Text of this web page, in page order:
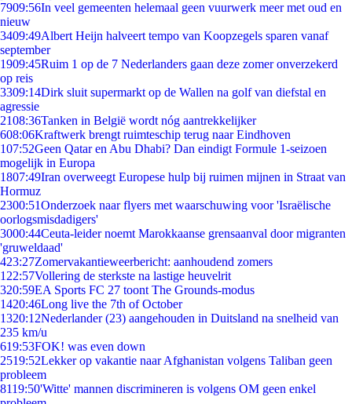
7909:56In veel gemeenten helemaal geen vuurwerk meer met oud en
nieuw
3409:49Albert Heijn halveert tempo van Koopzegels sparen vanaf
september
1909:45Ruim 1 op de 7 Nederlanders gaan deze zomer onverzekerd
op reis
3309:14Dirk sluit supermarkt op de Wallen na golf van diefstal en
agressie
2108:36Tanken in België wordt nóg aantrekkelijker
608:06Kraftwerk brengt ruimteschip terug naar Eindhoven
107:52Geen Qatar en Abu Dhabi? Dan eindigt Formule 1-seizoen
mogelijk in Europa
1807:49Iran overweegt Europese hulp bij ruimen mijnen in Straat van
Hormuz
2300:51Onderzoek naar flyers met waarschuwing voor 'Israëlische
oorlogsmisdadigers'
3000:44Ceuta-leider noemt Marokkaanse grensaanval door migranten
'gruweldaad'
423:27Zomervakantieweerbericht: aanhoudend zomers
1 22:57Vollering de sterkste na lastige heuvelrit
320:59EA Sports FC 27 toont The Grounds-modus
1420:46Long live the 7th of October
1320:12Nederlander (23) aangehouden in Duitsland na snelheid van
235 km/u
619:53FOK! was even down
2519:52Lekker op vakantie naar Afghanistan volgens Taliban geen
probleem
8119:50'Witte' mannen discrimineren is volgens OM geen enkel